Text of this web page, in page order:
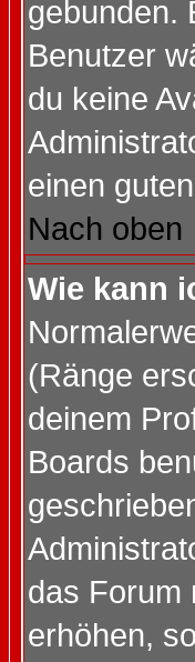
gebunden.
Benutzer
du keine
einen
Nach oben
Wie kann
(Ränge
deinem
Boards
das Forum
erhöhen,